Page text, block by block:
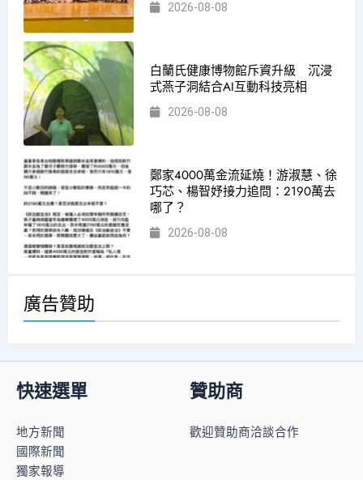
2026-08-08
白蘭氏健康博物館斥資升級 沉浸
式燕子洞結合AI互動科技亮相
2026-08-08
鄭家4000萬金流延燒！游淑慧、徐
巧芯、楊智妤接力追問：2190萬去
哪了？
2026-08-08
廣告贊助
快速選單
地方新聞
國際新聞
獨家報導
贊助商
歡迎贊助商洽談合作